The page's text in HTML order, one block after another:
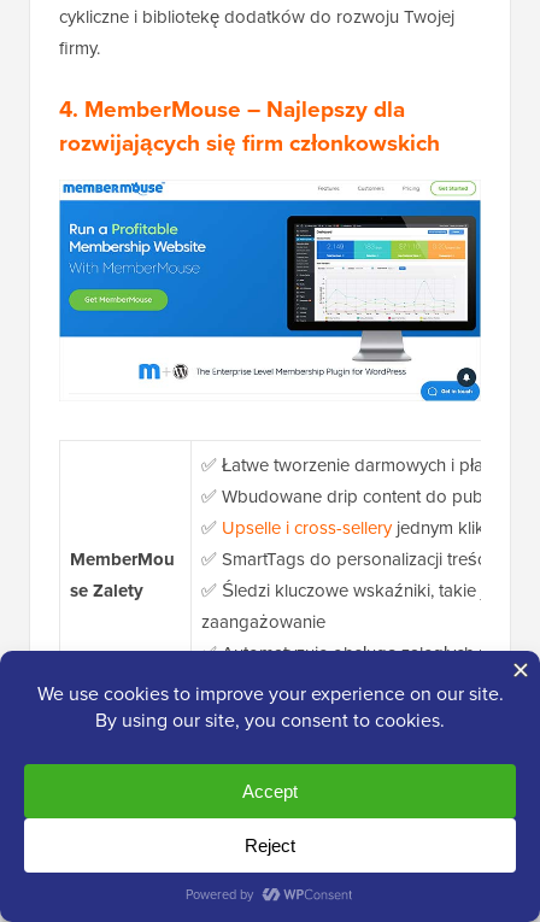
cykliczne i bibliotekę dodatków do rozwoju Twojej
firmy.
4. MemberMouse – Najlepszy dla
rozwijających się firm członkowskich
MemberMou
seZalety
✅ Łatwe tworzenie darmowych i płatnych
✅ Wbudowane drip content do
✅ Upselle i cross-selleryjednym
✅ SmartTags do personalizacji treści bez
✅ Śledzi kluczowe wskaźniki, takie jak
zaangażowanie
✅ Automatyzuje obsługę zaległych
✅ Wysyła powiadomienia członków na
MemberMou
❌ Ograniczone możliwości kontroli
Twojego motywu lubniestandardowego
❌ Brak darmowego planu do
❌ Mniej opcji bramki płatności niż u
Ceny
Od 199,50 $/rok